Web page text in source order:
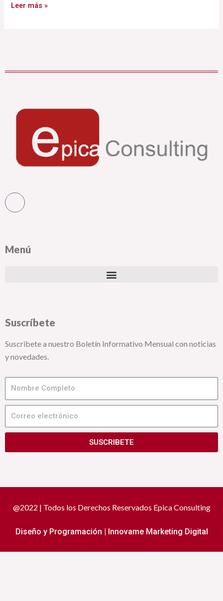
Leer más »
Menú
Suscríbete
Suscribete a nuestro Boletín Informativo Mensual con noticias
y novedades.
Nombre
Correo
electrónico
SUSCRIBETE
@2022 | Todos los Derechos Reservados Epica Consulting
Diseño y Programación | Innovame Marketing Digital